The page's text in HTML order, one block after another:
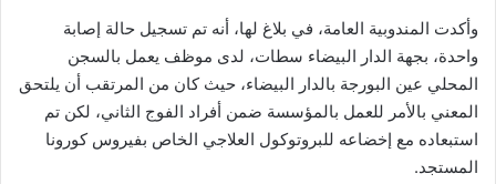
وأكدت المندوبية العامة، في بلاغ لها، أنه تم تسجيل حالة إصابة
واحدة، بجهة الدار البيضاء سطات، لدى موظف يعمل بالسجن
المحلي عين البورجة بالدار البيضاء، حيث كان من المرتقب أن يلتحق
المعني بالأمر للعمل بالمؤسسة ضمن أفراد الفوج الثاني، لكن تم
استبعاده مع إخضاعه للبروتوكول العلاجي الخاص بفيروس كورونا
المستجد.